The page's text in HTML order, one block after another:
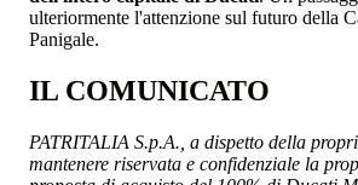
ulteriormente l'attenzione sul futuro della
Panigale.
IL COMUNICATO
PATRITALIA S.p.A., a dispetto della
mantenere riservata e confidenziale la